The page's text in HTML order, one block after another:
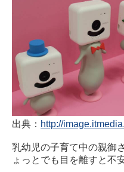
出典： http://
乳幼児の子育て中の親御
ょっとでも目を離すと不